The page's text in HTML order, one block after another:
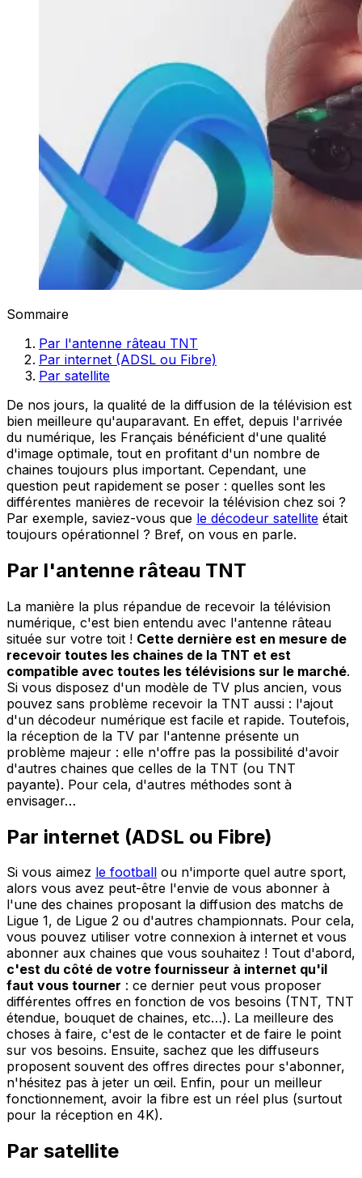
Sommaire
Par l'antenne râteau TNT
Par internet (ADSL ou Fibre)
Par satellite
De nos jours, la qualité de la diffusion de la télévision est
bien meilleure qu'auparavant. En effet, depuis l'arrivée
du numérique, les Français bénéficient d'une qualité
d'image optimale, tout en profitant d'un nombre de
chaines toujours plus important. Cependant, une
question peut rapidement se poser : quelles sont les
différentes manières de recevoir la télévision chez soi ?
Par exemple, saviez-vous que le décodeur satellite était
toujours opérationnel ? Bref, on vous en parle.
Par l'antenne râteau TNT
La manière la plus répandue de recevoir la télévision
numérique, c'est bien entendu avec l'antenne râteau
située sur votre toit ! Cette dernière est en mesure de
recevoir toutes les chaines de la TNT et est
compatible avec toutes les télévisions sur le marché.
Si vous disposez d'un modèle de TV plus ancien, vous
pouvez sans problème recevoir la TNT aussi : l'ajout
d'un décodeur numérique est facile et rapide. Toutefois,
la réception de la TV par l'antenne présente un
problème majeur : elle n'offre pas la possibilité d'avoir
d'autres chaines que celles de la TNT (ou TNT
payante). Pour cela, d'autres méthodes sont à
envisager…
Par internet (ADSL ou Fibre)
Si vous aimez le football ou n'importe quel autre sport,
alors vous avez peut-être l'envie de vous abonner à
l'une des chaines proposant la diffusion des matchs de
Ligue 1, de Ligue 2 ou d'autres championnats. Pour cela,
vous pouvez utiliser votre connexion à internet et vous
abonner aux chaines que vous souhaitez ! Tout d'abord,
c'est du côté de votre fournisseur à internet qu'il
faut vous tourner : ce dernier peut vous proposer
différentes offres en fonction de vos besoins (TNT, TNT
étendue, bouquet de chaines, etc…). La meilleure des
choses à faire, c'est de le contacter et de faire le point
sur vos besoins. Ensuite, sachez que les diffuseurs
proposent souvent des offres directes pour s'abonner,
n'hésitez pas à jeter un œil. Enfin, pour un meilleur
fonctionnement, avoir la fibre est un réel plus (surtout
pour la réception en 4K).
Par satellite